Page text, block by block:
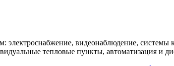
видеонаблюдение, системы
тепловые пункты, автоматизация и